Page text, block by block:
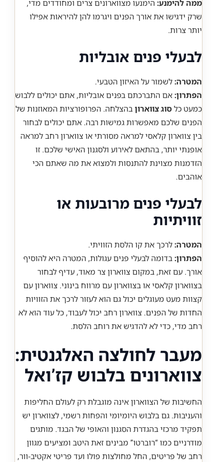
ממה להימנע: הימנעו מצווארונים צרים ומחודדים מדי,
שרק ידגישו את אורך הפנים ויגרמו להן להיראות אפילו
יותר צרות.
לבעלי פנים אובליות
המטרה: לשמור על האיזון הטבעי.
הפתרון: אם התברכתם בפנים אובליות, אתם יכולים ללבוש
כמעט כלסוג צווארוןבהצלחה. הפרופורציות המאוזנות של
הפנים שלכם מאפשרות גמישות רבה. אתם יכולים לבחור
בין צווארון קלאסי למראה מסורתי או צווארון רחב למראה
אופנתי יותר, בהתאם לאירוע ולסגנון האישי שלכם. זו
הזדמנות מצוינת להתנסות ולמצוא את מה שאתם הכי
אוהבים.
לבעלי פנים מרובעות או
זוויתיות
המטרה: לרכך את קו הלסת הזוויתי.
הפתרון: בדומה לבעלי פנים עגולות, המטרה היא להוסיף
אורך. עם זאת, במקום צווארון צר מאוד, עדיף לבחור
בצווארון קלאסי או בצווארון עם מרווח בינוני. צווארון עם
קצוות מעט מעוגלים יכול גם הוא לעזור לרכך את הזוויות
החדות של הפנים. צווארון רחב יכול לעבוד, כל עוד הוא לא
רחב מדי, כדי לא להדגיש את רוחב הלסת.
מעבר לחולצה האלגנטית:
צווארונים בלבוש קז’ואל
החשיבות של הצווארון אינה מוגבלת רק לעולם החליפות
והעניבות. גם בלבוש היומיומי והפחות רשמי, לצווארון יש
תפקיד מרכזי בהגדרת הסגנון והאופי של הבגד. מותגים
מודרניים כמו “רוברטו” מבינים זאת היטב ומציעים מגוון
רחב של פריטים, החל מחולצות פולו ועד פריטי אקטיב-וור,